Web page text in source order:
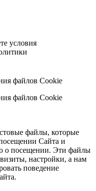
условия
файлов Cookie
файлов Cookie
файлы, которые
Сайта и
о посещении. Эти файлы
настройки, а нам
поведение